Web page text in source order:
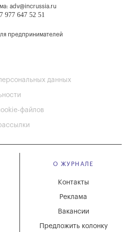
adv@incrussia.ru
977 647 52 51
предпринимателей
данных
файлов
О ЖУРНАЛЕ
Вакансии
Реклама
Контакты
Предложить колонку